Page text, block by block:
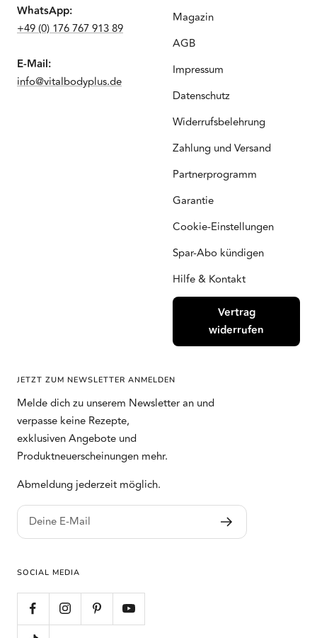
WhatsApp:
+49 (0) 176 767 913 89
E-Mail:
info@vitalbodyplus.de
Magazin
AGB
Impressum
Datenschutz
Widerrufsbelehrung
Zahlung und Versand
Partnerprogramm
Garantie
Cookie-Einstellungen
Spar-Abo kündigen
Hilfe & Kontakt
Vertrag
widerrufen
JETZT ZUM NEWSLETTER ANMELDEN
Melde dich zu unserem Newsletter an und
verpasse keine Rezepte,
exklusiven Angebote und
Produktneuerscheinungen mehr.
Abmeldung jederzeit möglich.
Deine E-Mail
SOCIAL MEDIA